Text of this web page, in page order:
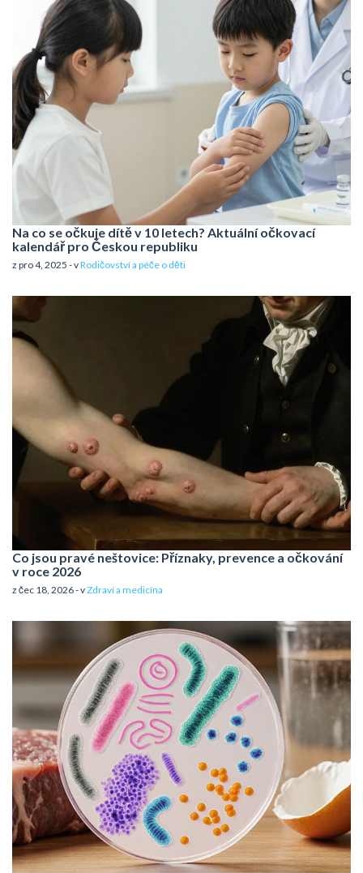
Na co se očkuje dítě v 10 letech? Aktuální očkovací
kalendář pro Českou republiku
z pro 4, 2025 - vRodičovství a péče o děti
Co jsou pravé neštovice: Příznaky, prevence a očkování
v roce 2026
z čec 18, 2026 - vZdraví a medicína